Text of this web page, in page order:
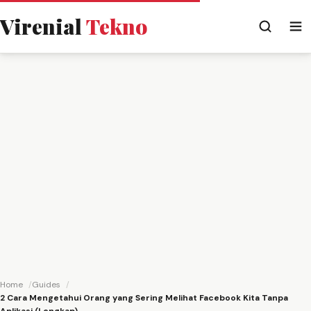
VirenialTekno
Home
Guides
2 Cara Mengetahui Orang yang Sering Melihat Facebook Kita Tanpa